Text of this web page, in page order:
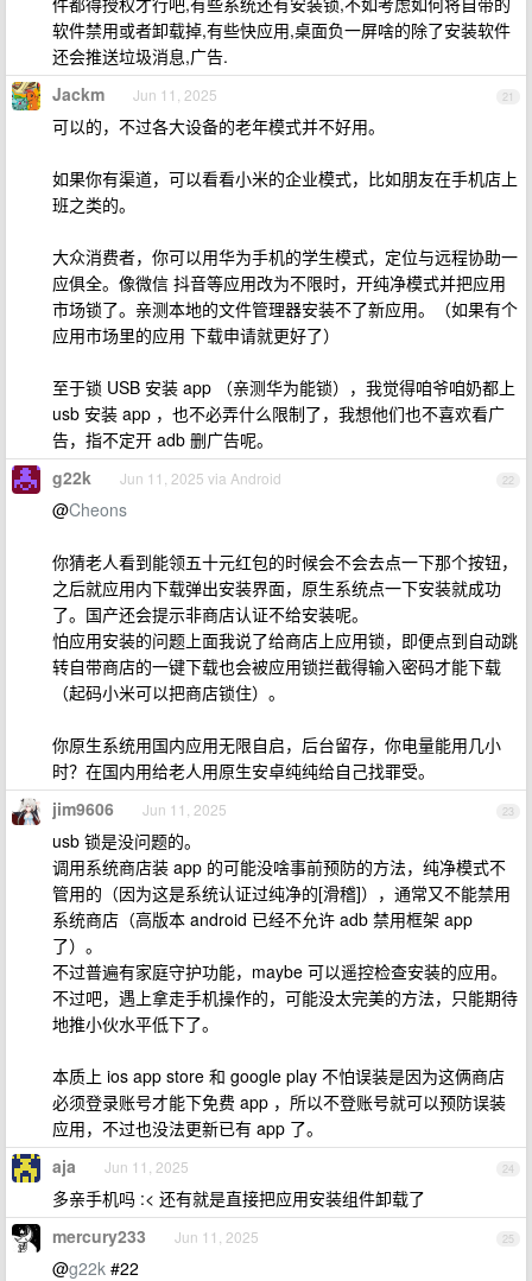
软件禁用或者卸载掉,有些快应用,桌面负一屏啥的除了安装软件
还会推送垃圾消息,广告.
21
Jackm Jun 11, 2025
可以的，不过各大设备的老年模式并不好用。
如果你有渠道，可以看看小米的企业模式，比如朋友在手机店上
班之类的。
大众消费者，你可以用华为手机的学生模式，定位与远程协助一
应俱全。像微信 抖音等应用改为不限时，开纯净模式并把应用
市场锁了。亲测本地的文件管理器安装不了新应用。（如果有个
应用市场里的应用 下载申请就更好了）
至于锁 USB 安装 app （亲测华为能锁），我觉得咱爷咱奶都上
usb 安装 app ，也不必弄什么限制了，我想他们也不喜欢看广
告，指不定开 adb 删广告呢。
22
g22k Jun 11, 2025 via Android
@Cheons
你猜老人看到能领五十元红包的时候会不会去点一下那个按钮，
之后就应用内下载弹出安装界面，原生系统点一下安装就成功
了。国产还会提示非商店认证不给安装呢。
怕应用安装的问题上面我说了给商店上应用锁，即便点到自动跳
转自带商店的一键下载也会被应用锁拦截得输入密码才能下载
（起码小米可以把商店锁住）。
你原生系统用国内应用无限自启，后台留存，你电量能用几小
时？在国内用给老人用原生安卓纯纯给自己找罪受。
23
jim9606 Jun 11, 2025
usb 锁是没问题的。
调用系统商店装 app 的可能没啥事前预防的方法，纯净模式不
管用的（因为这是系统认证过纯净的[滑稽]），通常又不能禁用
系统商店（高版本 android 已经不允许 adb 禁用框架 app
了）。
不过普遍有家庭守护功能，maybe 可以遥控检查安装的应用。
不过吧，遇上拿走手机操作的，可能没太完美的方法，只能期待
地推小伙水平低下了。
本质上 ios app store 和 google play 不怕误装是因为这俩商店
必须登录账号才能下免费 app ，所以不登账号就可以预防误装
应用，不过也没法更新已有 app 了。
24
aja Jun 11, 2025
多亲手机吗 :< 还有就是直接把应用安装组件卸载了
25
mercury233 Jun 11, 2025
@g22k #22